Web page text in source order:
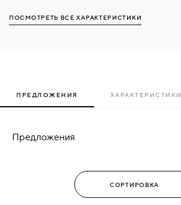
ПОСМОТРЕТЬ ВСЕ ХАРАКТЕРИСТИКИ
ПРЕДЛОЖЕНИЯ ХАРАКТЕРИСТИКИ
Предложения